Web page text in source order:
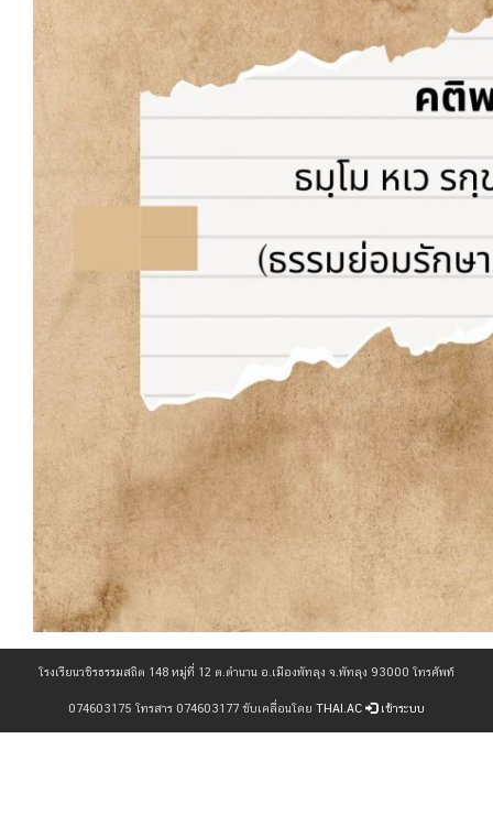
โรงเรียนวชิรธรรมสถิต 148 หมู่ที่ 12 ต.ตำนาน อ.เมืองพัทลุง จ.พัทลุง 93000 โทรศัพท์
074603175 โทรสาร 074603177 ขับเคลื่อนโดย THAI.AC เข้าระบบ